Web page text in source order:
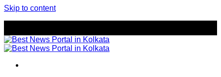
Skip to content